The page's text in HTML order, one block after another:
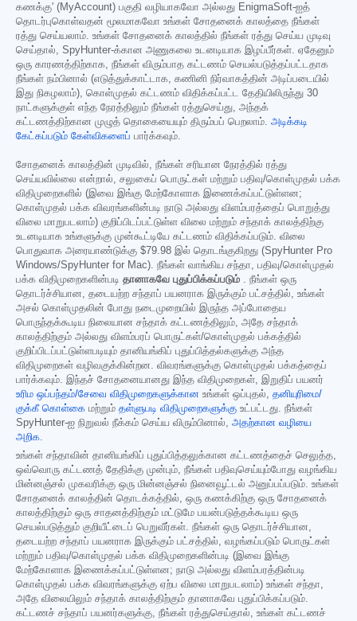
கணக்கு' (MyAccount) பகுதி வழியாகவோ அல்லது EnigmaSoft-ஐத்
தொடர்புகொள்வதன் மூலமாகவோ உங்கள் சோதனைக் காலத்தை நீங்கள்
ரத்து செய்யலாம். உங்கள் சோதனைக் காலத்தில் நீங்கள் ரத்து செய்ய முடிவு
செய்தால், SpyHunter-க்கான அணுகலை உடனடியாக இழப்பீர்கள். ஏதேனும்
ஒரு காரணத்திற்காக, நீங்கள் விரும்பாத கட்டணம் செயல்படுத்தப்பட்டதாக
நீங்கள் நம்பினால் (எடுத்துக்காட்டாக, கணினி நிர்வாகத்தின் அடிப்படையில்
இது நிகழலாம்), கொள்முதல் கட்டணம் விதிக்கப்பட்ட தேதியிலிருந்து 30
நாட்களுக்குள் எந்த நேரத்திலும் நீங்கள் ரத்துசெய்து, அந்தக்
கட்டணத்திற்கான முழுத் தொகையையும் திரும்பப் பெறலாம். அடிக்கடி
கேட்கப்படும் கேள்விகளைப் பார்க்கவும்.
சோதனைக் காலத்தின் முடிவில், நீங்கள் சரியான நேரத்தில் ரத்து
செய்யவில்லை என்றால், சலுகைப் பொருட்கள் மற்றும் பதிவு/கொள்முதல் பக்க
விதிமுறைகளில் (இவை இங்கு மேற்கோளாக இணைக்கப்பட்டுள்ளன;
கொள்முதல் பக்க விவரங்களின்படி நாடு அல்லது விளம்பரத்தைப் பொறுத்து
விலை மாறுபடலாம்) குறிப்பிடப்பட்டுள்ள விலை மற்றும் சந்தாக் காலத்திற்கு
உடனடியாக உங்களுக்கு முன்கூட்டியே கட்டணம் விதிக்கப்படும். விலை
பொதுவாக அரையாண்டுக்கு $79.98 இல் தொடங்குகிறது (SpyHunter Pro
Windows/SpyHunter for Mac). நீங்கள் வாங்கிய சந்தா, பதிவு/கொள்முதல்
பக்க விதிமுறைகளின்படி தானாகவே புதுப்பிக்கப்படும் . நீங்கள் ஒரு
தொடர்ச்சியான, தடையற்ற சந்தாப் பயனராக இருக்கும் பட்சத்தில், உங்கள்
அசல் கொள்முதலின் போது நடைமுறையில் இருந்த அப்போதைய
பொருந்தக்கூடிய நிலையான சந்தாக் கட்டணத்திலும், அதே சந்தாக்
காலத்திற்கும் அல்லது விளம்பரப் பொருட்கள்/கொள்முதல் பக்கத்தில்
குறிப்பிடப்பட்டுள்ளபடியும் தானியங்கிப் புதுப்பித்தல்களுக்கு அந்த
விதிமுறைகள் வழிவகுக்கின்றன. விவரங்களுக்கு கொள்முதல் பக்கத்தைப்
பார்க்கவும். இந்தச் சோதனையானது இந்த விதிமுறைகள், இறுதிப் பயனர்
உரிம ஒப்பந்தம்/சேவை விதிமுறைகளுக்கான உங்கள் ஒப்புதல், தனியுரிமை/
குக்கீ கொள்கை மற்றும் தள்ளுபடி விதிமுறைகளுக்கு உட்பட்டது. நீங்கள்
SpyHunter-ஐ நிறுவல் நீக்கம் செய்ய விரும்பினால், அதற்கான வழியை
அறிக.
உங்கள் சந்தாவின் தானியங்கிப் புதுப்பித்தலுக்கான கட்டணத்தைச் செலுத்த,
ஒவ்வொரு கட்டணத் தேதிக்கு முன்பும், நீங்கள் பதிவுசெய்யும்போது வழங்கிய
மின்னஞ்சல் முகவரிக்கு ஒரு மின்னஞ்சல் நினைவூட்டல் அனுப்பப்படும். உங்கள்
சோதனைக் காலத்தின் தொடக்கத்தில், ஒரு கணக்கிற்கு ஒரு சோதனைக்
காலத்திற்கும் ஒரு சாதனத்திற்கும் மட்டுமே பயன்படுத்தக்கூடிய ஒரு
செயல்படுத்தும் குறியீட்டைப் பெறுவீர்கள். நீங்கள் ஒரு தொடர்ச்சியான,
தடையற்ற சந்தாப் பயனராக இருக்கும் பட்சத்தில், வழங்கப்படும் பொருட்கள்
மற்றும் பதிவு/கொள்முதல் பக்க விதிமுறைகளின்படி (இவை இங்கு
மேற்கோளாக இணைக்கப்பட்டுள்ளன; நாடு அல்லது விளம்பரத்தின்படி
கொள்முதல் பக்க விவரங்களுக்கு ஏற்ப விலை மாறுபடலாம்) உங்கள் சந்தா,
அதே விலையிலும் சந்தாக் காலத்திற்கும் தானாகவே புதுப்பிக்கப்படும்.
கட்டணச் சந்தாப் பயனர்களுக்கு, நீங்கள் ரத்துசெய்தால், உங்கள் கட்டணச்